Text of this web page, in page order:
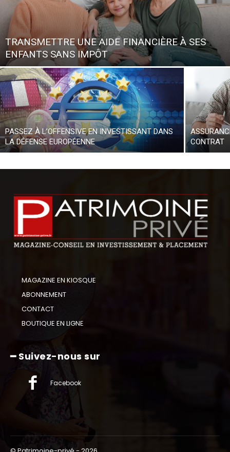
TRANSMETTRE UNE AIDE FINANCIÈRE À SES
ENFANTS SANS IMPÔT
PASSEZ À L’OFFENSIVE EN INVESTISSANT DANS
LA DÉFENSE EUROPÉENNE
CONTRAT
MAGAZINE EN KIOSQUE
ABONNEMENT
CONTACT
BOUTIQUE EN LIGNE
━ Suivez-nous sur
Facebook